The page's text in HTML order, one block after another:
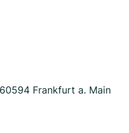
Frankfurt a. Main